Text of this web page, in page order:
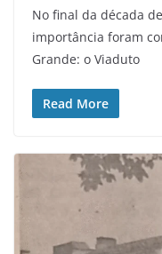
No final da década
importância foram
Grande: o Viaduto
Read More